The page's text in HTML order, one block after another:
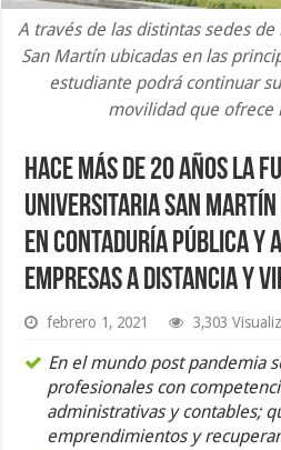
A través de las distintas sedes
San Martín ubicadas en las
estudiante podrá continuar
movilidad que ofrece
Hace más de 20 años La
Universitaria San
en Contaduría Pública y
Empresas a Distancia y
febrero 1, 2021 3,303
En el mundo post pandemia
profesionales con
administrativas y contables;
emprendimientos y